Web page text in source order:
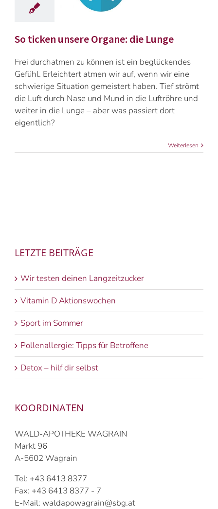
So ticken unsere Organe: die Lunge
Frei durchatmen zu können ist ein beglückendes
Gefühl. Erleichtert atmen wir auf, wenn wir eine
schwierige Situation gemeistert haben. Tief strömt
die Luft durch Nase und Mund in die Luftröhre und
weiter in die Lunge – aber was passiert dort
eigentlich?
Weiterlesen
LETZTE BEITRÄGE
Wir testen deinen Langzeitzucker
Vitamin D Aktionswochen
Sport im Sommer
Pollenallergie: Tipps für Betroffene
Detox – hilf dir selbst
KOORDINATEN
WALD-APOTHEKE WAGRAIN
Markt 96
A-5602 Wagrain
Tel: +43 6413 8377
Fax: +43 6413 8377 - 7
E-Mail: waldapowagrain@sbg.at